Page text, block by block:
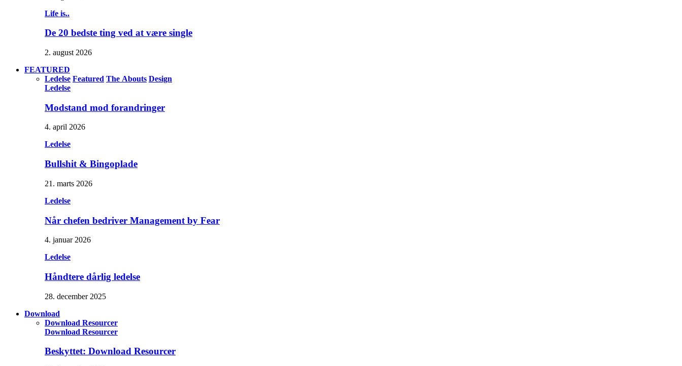
Life is..
De 20 bedste ting ved at være single
2. august 2026
FEATURED
Ledelse Featured The Abouts Design
Ledelse
Modstand mod forandringer
4. april 2026
Ledelse
Bullshit & Bingoplade
21. marts 2026
Ledelse
Når chefen bedriver Management by Fear
4. januar 2026
Ledelse
Håndtere dårlig ledelse
28. december 2025
Download
Download Resourcer
Download Resourcer
Beskyttet: Download Resourcer